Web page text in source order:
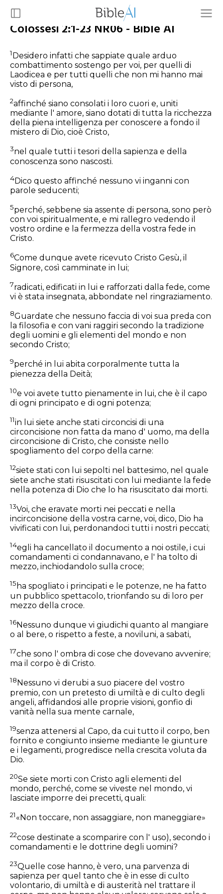
Colossesi 2:1-23 NR06 - Bible AI
1Desidero infatti che sappiate quale arduo
combattimento sostengo per voi, per quelli di
Laodicea e per tutti quelli che non mi hanno mai
visto di persona,
2affinché siano consolati i loro cuori e, uniti
mediante l' amore, siano dotati di tutta la ricchezza
della piena intelligenza per conoscere a fondo il
mistero di Dio, cioè Cristo,
3nel quale tutti i tesori della sapienza e della
conoscenza sono nascosti.
4Dico questo affinché nessuno vi inganni con
parole seducenti;
5perché, sebbene sia assente di persona, sono però
con voi spiritualmente, e mi rallegro vedendo il
vostro ordine e la fermezza della vostra fede in
Cristo.
6Come dunque avete ricevuto Cristo Gesù, il
Signore, così camminate in lui;
7radicati, edificati in lui e rafforzati dalla fede, come
vi è stata insegnata, abbondate nel ringraziamento.
8Guardate che nessuno faccia di voi sua preda con
la filosofia e con vani raggiri secondo la tradizione
degli uomini e gli elementi del mondo e non
secondo Cristo;
9perché in lui abita corporalmente tutta la
pienezza della Deità;
10e voi avete tutto pienamente in lui, che è il capo
di ogni principato e di ogni potenza;
11in lui siete anche stati circoncisi di una
circoncisione non fatta da mano d' uomo, ma della
circoncisione di Cristo, che consiste nello
spogliamento del corpo della carne:
12siete stati con lui sepolti nel battesimo, nel quale
siete anche stati risuscitati con lui mediante la fede
nella potenza di Dio che lo ha risuscitato dai morti.
13Voi, che eravate morti nei peccati e nella
incirconcisione della vostra carne, voi, dico, Dio ha
vivificati con lui, perdonandoci tutti i nostri peccati;
14egli ha cancellato il documento a noi ostile, i cui
comandamenti ci condannavano, e l' ha tolto di
mezzo, inchiodandolo sulla croce;
15 ha spogliato i principati e le potenze, ne ha fatto
un pubblico spettacolo, trionfando su di loro per
mezzo della croce.
16Nessuno dunque vi giudichi quanto al mangiare
o al bere, o rispetto a feste, a noviluni, a sabati,
17che sono l' ombra di cose che dovevano avvenire;
ma il corpo è di Cristo.
18 Nessuno vi derubi a suo piacere del vostro
premio, con un pretesto di umiltà e di culto degli
angeli, affidandosi alle proprie visioni, gonfio di
vanità nella sua mente carnale,
19senza attenersi al Capo, da cui tutto il corpo, ben
fornito e congiunto insieme mediante le giunture
e i legamenti, progredisce nella crescita voluta da
Dio.
20Se siete morti con Cristo agli elementi del
mondo, perché, come se viveste nel mondo, vi
lasciate imporre dei precetti, quali:
21«Non toccare, non assaggiare, non maneggiare»
22cose destinate a scomparire con l' uso), secondo i
comandamenti e le dottrine degli uomini?
23Quelle cose hanno, è vero, una parvenza di
sapienza per quel tanto che è in esse di culto
volontario, di umiltà e di austerità nel trattare il